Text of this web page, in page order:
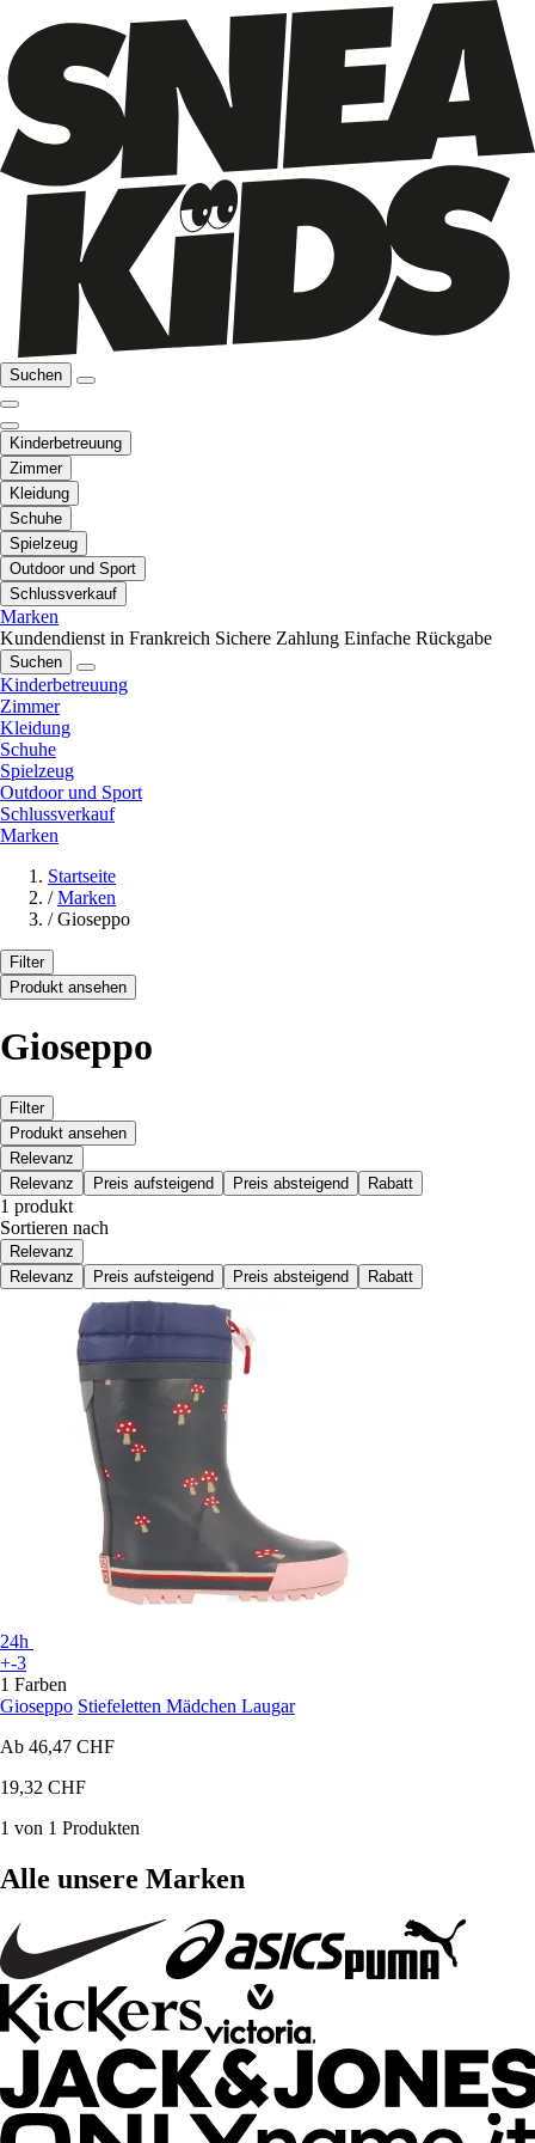
Suchen
Kinderbetreuung
Zimmer
Kleidung
Schuhe
Spielzeug
Outdoor und Sport
Schlussverkauf
Marken
Kundendienst in Frankreich Sichere Zahlung Einfache Rückgabe
Suchen
Kinderbetreuung
Zimmer
Kleidung
Schuhe
Spielzeug
Outdoor und Sport
Schlussverkauf
Marken
Startseite
/ Marken
/ Gioseppo
Filter
Produkt ansehen
Gioseppo
Filter
Produkt ansehen
Relevanz
Relevanz
Preis aufsteigend Preis absteigend Rabatt
1 produkt
Sortieren nach
Relevanz
Relevanz
Preis aufsteigend Preis absteigend Rabatt
24h
+-3
1 Farben
Gioseppo Stiefeletten Mädchen Laugar
Ab 46,47 CHF
19,32 CHF
1 von 1 Produkten
Alle unsere Marken